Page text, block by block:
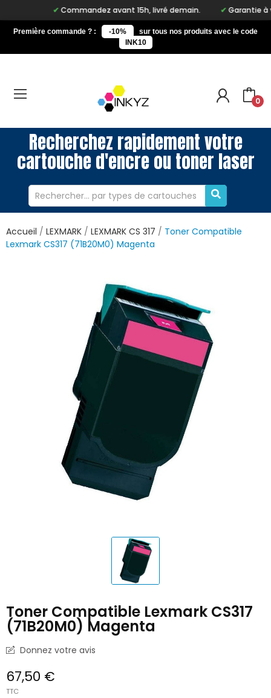
Commandez avant 15h, livré demain. Garantie à vie
Première commande ? : -10%
sur tous nos produits avec le code
INK10
0
Recherchez rapidement votre
cartouche d'encre ou toner laser
Accueil LEXMARK LEXMARK CS 317
Toner Compatible
Lexmark CS317 (71B20M0) Magenta
Toner Compatible Lexmark CS317
(71B20M0) Magenta
Donnez votre avis
67,50 €
TTC